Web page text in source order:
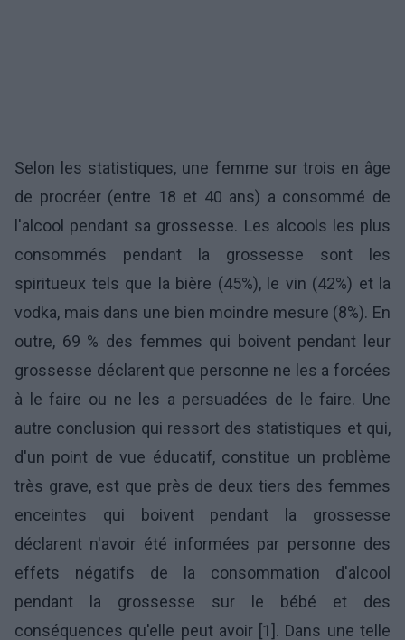
Selon les statistiques, une femme sur trois en âge
de procréer (entre 18 et 40 ans) a consommé de
l'alcool pendant sa grossesse. Les alcools les plus
consommés pendant la grossesse sont les
spiritueux tels que la bière (45%), le vin (42%) et la
vodka, mais dans une bien moindre mesure (8%). En
outre, 69 % des femmes qui boivent pendant leur
grossesse déclarent que personne ne les a forcées
à le faire ou ne les a persuadées de le faire. Une
autre conclusion qui ressort des statistiques et qui,
d'un point de vue éducatif, constitue un problème
très grave, est que près de deux tiers des femmes
enceintes qui boivent pendant la grossesse
déclarent n'avoir été informées par personne des
effets négatifs de la consommation d'alcool
pendant la grossesse sur le bébé et des
conséquences qu'elle peut avoir [1]. Dans une telle